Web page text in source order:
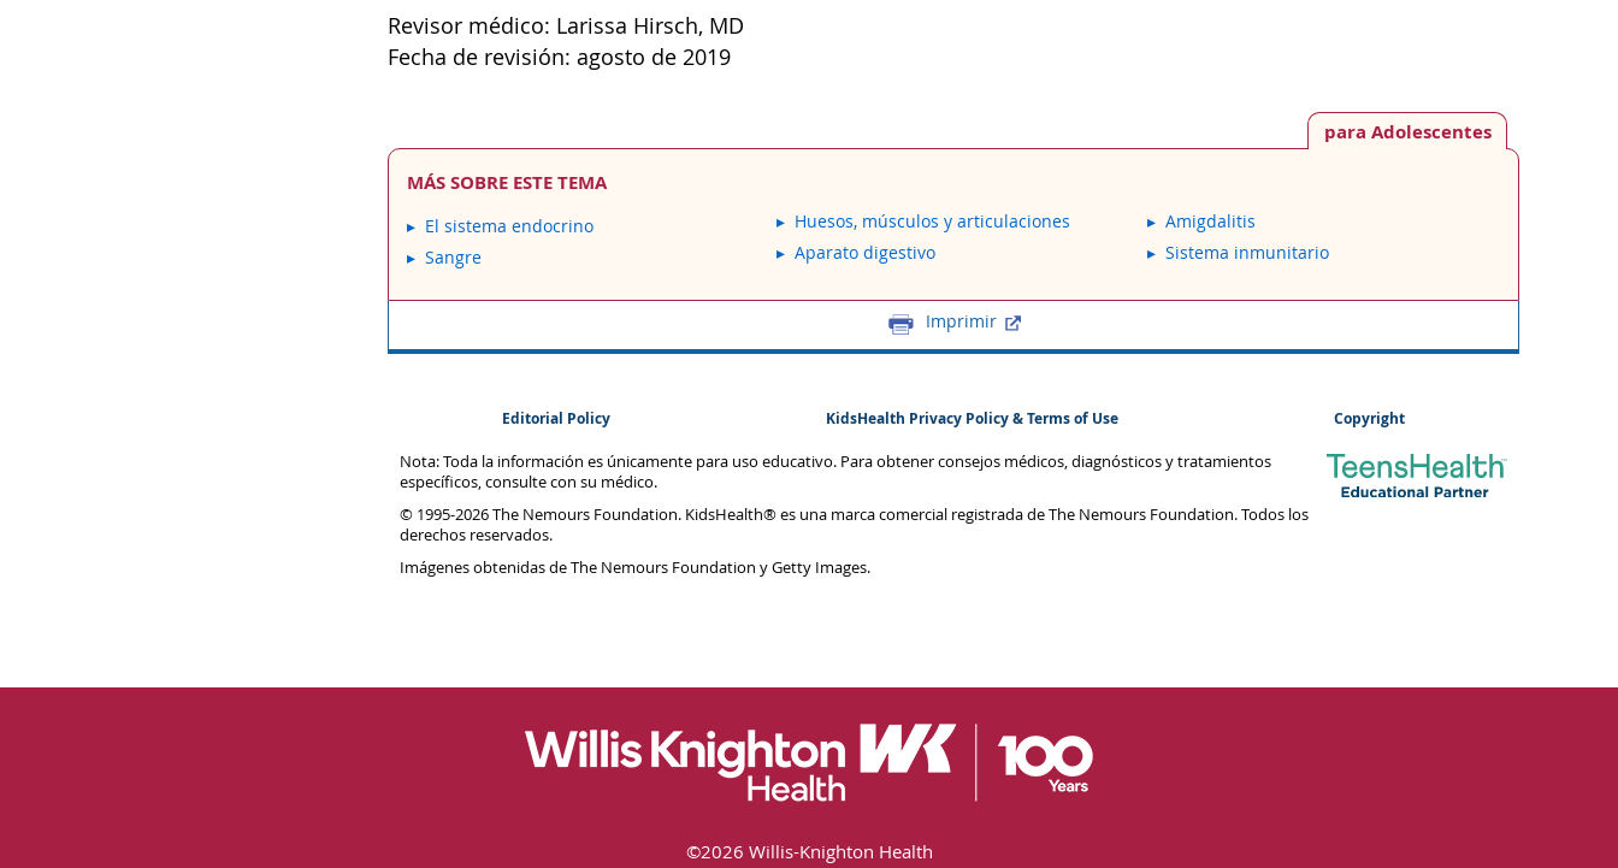
Revisor médico: Larissa Hirsch, MD
Fecha de revisión: agosto de 2019
para Adolescentes
MÁS SOBRE ESTE TEMA
El sistema endocrino
Sangre
Huesos, músculos y articulaciones
Aparato digestivo
Amigdalitis
Sistema inmunitario
Imprimir
Editorial Policy KidsHealth Privacy Policy & Terms of Use Copyright
Nota: Toda la información es únicamente para uso educativo. Para obtener consejos médicos, diagnósticos y tratamientos
específicos, consulte con su médico.
© 1995-2026 The Nemours Foundation. KidsHealth® es una marca comercial registrada de The Nemours Foundation. Todos los
derechos reservados.
Imágenes obtenidas de The Nemours Foundation y Getty Images.
©2026 Willis-Knighton Health